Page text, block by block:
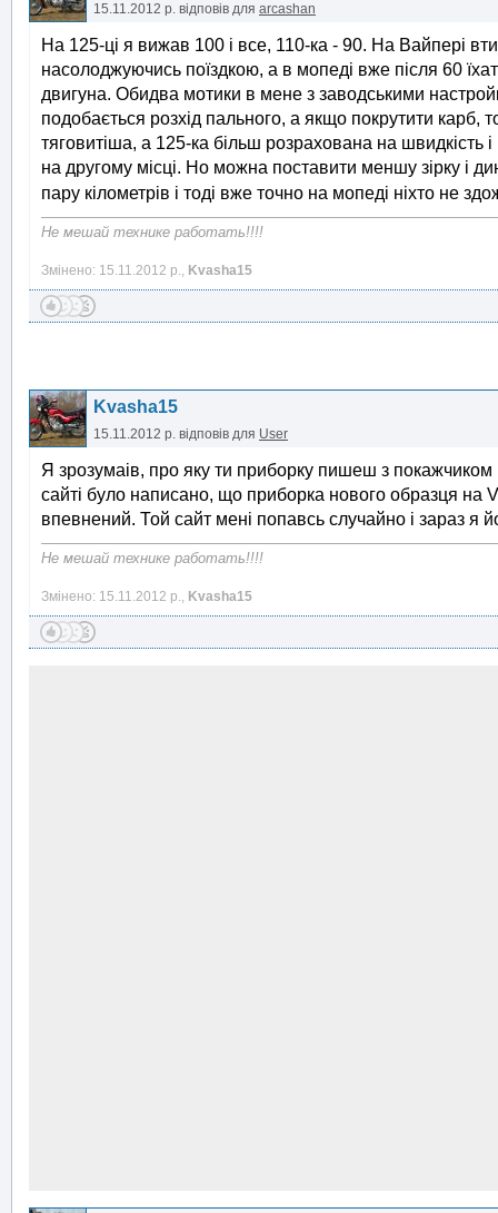
15.11.2012 р. відповів для arcashan
На 125-ці я вижав 100 і все, 110-ка - 90. На Вайпері
насолоджуючись поїздкою, а в мопеді вже після 60
двигуна. Обидва мотики в мене з заводськими
подобається розхід пального, а якщо покрутити
тяговитіша, а 125-ка більш розрахована на швидкість
на другому місці. Но можна поставити меншу зірку і
пару кілометрів і тоді вже точно на мопеді ніхто не
Не мешай технике работать!!!!
Змінено: 15.11.2012 р., Kvasha15
Kvasha15
15.11.2012 р. відповів для User
Я зрозумаів, про яку ти приборку пишеш з
сайті було написано, що приборка нового образця на
впевнений. Той сайт мені попавсь случайно і зараз я
Не мешай технике работать!!!!
Змінено: 15.11.2012 р., Kvasha15